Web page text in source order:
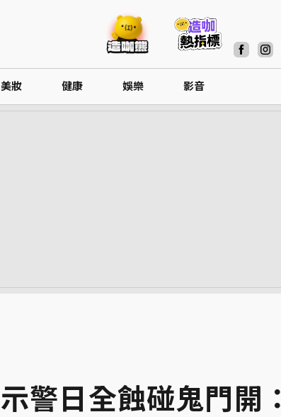
美妝 健康 娛樂 影音
警日全蝕碰鬼門開：